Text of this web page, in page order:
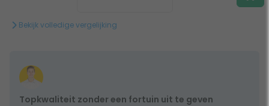
Bekijk volledige vergelijking
Topkwaliteit zonder een fortuin uit te geven